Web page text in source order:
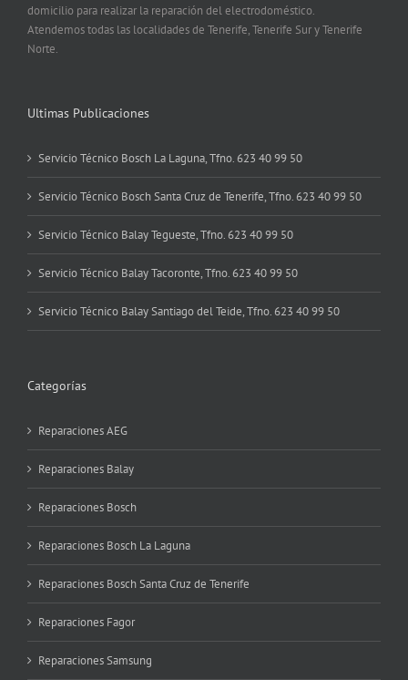
domicilio para realizar la reparación del electrodoméstico.
Atendemos todas las localidades de Tenerife, Tenerife Sur y Tenerife
Norte.
Ultimas Publicaciones
Servicio Técnico Bosch La Laguna, Tfno. 623 40 99 50
Servicio Técnico Bosch Santa Cruz de Tenerife, Tfno. 623 40 99 50
Servicio Técnico Balay Tegueste, Tfno. 623 40 99 50
Servicio Técnico Balay Tacoronte, Tfno. 623 40 99 50
Servicio Técnico Balay Santiago del Teide, Tfno. 623 40 99 50
Categorías
Reparaciones AEG
Reparaciones Balay
Reparaciones Bosch
Reparaciones Bosch La Laguna
Reparaciones Bosch Santa Cruz de Tenerife
Reparaciones Fagor
Reparaciones Samsung